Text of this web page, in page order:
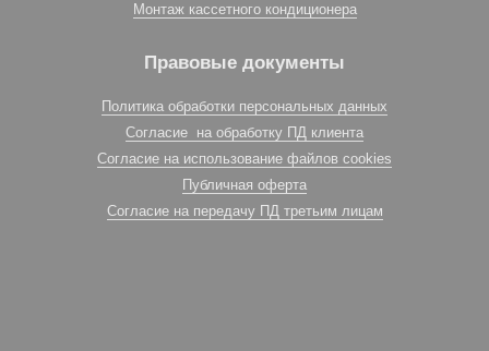
Монтаж кассетного кондиционера
Правовые документы
Политика обработки персональных данных
Согласие на обработку ПД клиента
Согласие на использование файлов cookies
Публичная оферта
Согласие на передачу ПД третьим лицам